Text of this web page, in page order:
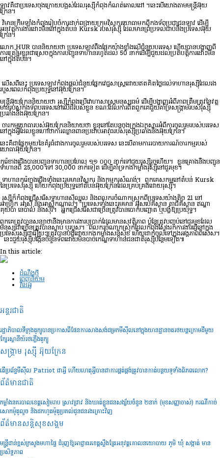
ឡាវគឺជាប្រទេសចុងក្រោយបង្អស់ដែលរុស្ស៊ីកំពុងកំណត់គោលដៅ ។នេះបើយោងតាមមន្ត្រីអ៊ុយ
ក្រែន។
វិមានក្រឹមឡាំងកំពុងរៀបចំការដាក់ពង្រាយក្រុមវិស្វករយោធាមកពីកងទ័ពប្រជាជនឡាវ ដើម្បី
អនុវត្តការងារដោះមីននៅក្នុងតំបន់ Kursk របស់រុស្ស៊ី ដែលមានព្រំប្រទល់ជាប់នឹងប្រទេសអ៊ុយ
ក្រែន។
លោក HUR បាននិយាយថា ប្រទេសឡាវពឹងផ្អែកយ៉ាងខ្លាំងលើជំនួយបរទេស ហើយបានបង្ហាញពី
ការត្រៀមខ្លួនជាស្រេចក្នុងការបញ្ជូនទាហានរហូតដល់ 50 នាក់ដើម្បីជួយដល់ប្រតិបត្តិការដោះមីន
នៅក្នុងតំបន់។
លើសពីនេះ ប្រទេសឡាវកំពុងផ្តល់ជំនួយផ្នែកវេជ្ជសាស្រ្តដោយឥតគិតថ្លៃដល់ទាហានរុស្ស៊ីដែលរង
របួសពេលកំពុងប្រយុទ្ធនៅអ៊ុយក្រែន។
មន្ត្រីអ៊ុយក្រែននិយាយថា រុស្ស៊ីកំពុងប្រើវោហាសាស្ត្រមនុស្សធម៌ ដើម្បីបង្ហាញអំពីភាពត្រឹមត្រូវនៃវត្ត
មានរបស់កងទ័ពបរទេសនៅលើដីរបស់ខ្លួន ខណៈដែលការពិតពួកគេជួយគាំទ្រសង្គ្រាមរបស់រុស្ស៊ី
ប្រឆាំងនឹងអ៊ុយក្រែន។
ចារកម្មយោធារបស់អ៊ុយក្រែននិយាយថា ខ្លួននៅតែបន្តចងក្រងឯកសារអំពីការចូលរួមរបស់បរទេស
នៅក្នុងអ្វីដែលខ្លួនហៅថាការឈ្លានពានប្រដាប់អាវុធរបស់រុស្ស៊ីប្រឆាំងនឹងអ៊ុយក្រែន។
នេះ​គឺ​ជា​ផ្នែក​មួយ​នៃ​គំរូ​ធំ​ជាង​ការ​ចូល​រួម​របស់​បរទេស នេះ​បើ​តាម​ការ​របាយការណ៍ចារកម្មរបស់​
យោធាអ៊ុយក្រែន។
កូរ៉េ​ខាង​ជើង​បាន​បញ្ជូន​ទាហាន​ប្រហែល ១១ ០០០ នាក់​ទៅ​ជួយ​រុស្ស៊ី​រួច​ហើយ។ ខ្លួនគ្រោងនឹងបញ្ជូន
ទាហានពី 25,000 ទៅ 30,000 នាក់ទៀត ដើម្បីគាំទ្រកងកម្លាំងរុស្ស៊ីនៅជួរមុខ។
ទាហានកូរ៉េខាងជើងទាំងនេះរួមមានវិស្វករ និងកម្មករសំណង់។ ពួកគេ​សកម្ម​នៅ​តំបន់ Kursk
នៃ​ប្រទេស​រុស្ស៊ី ហើយ​កំពុង​ប្រយុទ្ធ​នៅ​តំបន់​អ៊ុយក្រែន​ដែល​គ្រប់គ្រង​ដោយ​រុស្ស៊ី។
រុស្សីក៏កំពុងជ្រើសរើសទាហានស៊ីឈ្នួល និងពលករចំណាកស្រុកពីប្រទេសយ៉ាងតិច 21 នៅ
អាហ្វ្រិក អាស៊ី និងអាស៊ីកណ្តាល។ ប្រទេសទាំងនេះរួមមាន អ៊ូសបេគីស្ថាន តាជីគីស្ថាន ឥណ្ឌា
គុយបា នេប៉ាល់ និងស៊ីរី។ អ្នកជ្រើសរើសជាច្រើនត្រូវបានបោកបញ្ឆោត ឬបង្ខំឱ្យប្រយុទ្ធ។
ពួកគេ​ត្រូវ​បាន​សន្យា​ថា​នឹង​មាន​ការងារ​ឬ​ប្រាក់​ដែល​មាន​សុវត្ថិភាព ប៉ុន្តែ​ត្រូវ​បញ្ចប់​នៅ​ជួរ​មុខ​ដែល​
មនុស្ស​ជា​ច្រើន​ត្រូវ​បាន​ស្លាប់ ឬ​របួស។ ពលករចំណាកស្រុកដែលកំពុងស្វែងរកការងារធ្វើនៅក្នុង
ប្រទេសរុស្ស៊ីជារឿយៗត្រូវបានបង្ខំដោយកងកម្លាំងសន្តិសុខ ហើយដាក់ចូលទៅក្នុងអង្គភាពពិសេស។
នេះ​ជួយ​រុស្ស៊ី​បង្កើន​ចំនួន​ទ័ព​ដោយ​មិន​បាច់​កេណ្ឌទាហាន​ជនជាតិ​រុស្ស៊ី​បន្ថែម​ទៀត៕
In this article:
ដំណឹងថ្មី
ពេញនិយម
វីដេអូ
អន្តរជាតិ
រដ្ឋាភិបាលទីក្រុងតូក្យូបានប្រកាសពីផែនការសាងសង់ជម្រកមីស៊ីលនៅក្នុងយានដ្ឋានចតរថយន្តក្រោមដីមួយ
ក្បែរស្ថានីយ៍រថភ្លើងតូក្យូ
សង្គ្រាម រុស្ស៊ី អ៊ុយក្រែន
តើប្រព័ន្ធមីស៊ីល Patriot ជាអ្វី ហើយហេតុអ្វីបានជាការផ្គត់ផ្គង់ត្រូវបានកាត់បន្ថយទូទាំងពិភពលោក?
ព័ត៌មានជាតិ
កម្លាំងនគរបាលខេត្តសៀមរាប ស្រាវជ្រាវ និងឃាត់ខ្លួនជនសង្ស័យចំនួន ២នាក់ (មុខសញ្ញាចាស់) ករណីកាច់
សោកម៉ូតូលួច និងដកហូតម៉ូតូប្រគល់ជូនជនរងគ្រោះវិញ
ព័ត៌មានសន្តិសុខ​សង្គម
មន្រ្តីជាន់ខ្ពស់ក្រសួងមហាផ្ទៃ ជំរុញឱ្យអាជ្ញាធរខេត្តស្ទឹងត្រែអនុវត្តគោលនយោបាយ ភូមិ ឃុំ សង្កាត់ មាន
ប្រសិទ្ធភាព